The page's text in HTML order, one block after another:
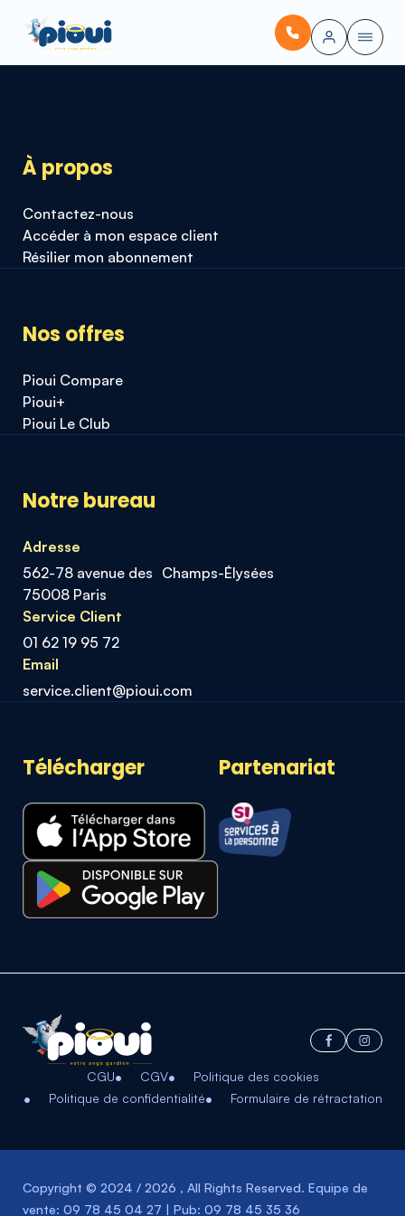
À propos
Contactez-nous
Accéder à mon espace client
Résilier mon abonnement
Nos offres
Pioui Compare
Pioui+
Pioui Le Club
Notre bureau
Adresse
562-78 avenue des Champs-Élysées
75008 Paris
Service Client
01 62 19 95 72
Email
service.client@pioui.com
Télécharger Partenariat
CGU CGV
Politique des cookies
Politique de confidentialité
Formulaire de rétractation
Copyright © 2024 / 2026 , All Rights Reserved. Equipe de
vente: 09 78 45 04 27 | Pub: 09 78 45 35 36